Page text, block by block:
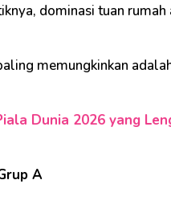
dominasi tuan
memungkinkan
Dunia 2026 yang
A